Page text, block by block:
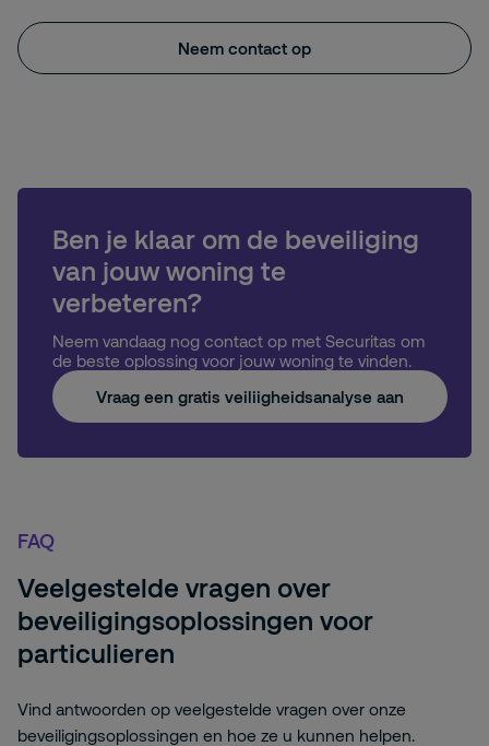
Neem contact op
Ben je klaar om de beveiliging
van jouw woning te
verbeteren?
Neem vandaag nog contact op met Securitas om
de beste oplossing voor jouw woning te vinden.
Vraag een gratis veiliigheidsanalyse aan
FAQ
Veelgestelde vragen over
beveiligingsoplossingen voor
particulieren
Vind antwoorden op veelgestelde vragen over onze
beveiligingsoplossingen en hoe ze u kunnen helpen.